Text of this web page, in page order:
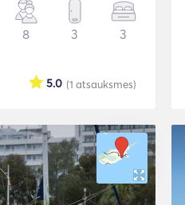
8 3 3
(1 atsauksmes)
5.0